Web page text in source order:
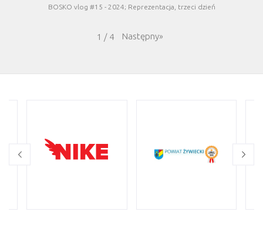
BOSKO vlog #15 - 2024; Reprezentacja, trzeci dzień
1 / 4 Następny»